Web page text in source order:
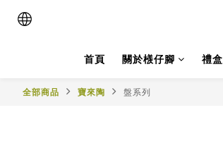
首頁 關於檨仔腳 禮盒
全部商品 寶來陶 盤系列